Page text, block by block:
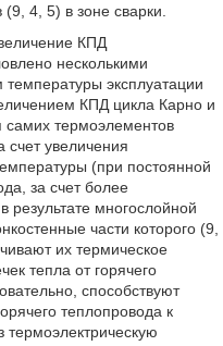
4, 5) в зоне сварки.
КПД
несколькими
эксплуатации
КПД цикла Карно и
самих термоэлементов
счет увеличения
(при постоянной
за счет более
результате многослойной
части которого (9,
их термическое
тепла от горячего
способствуют
теплопровода к